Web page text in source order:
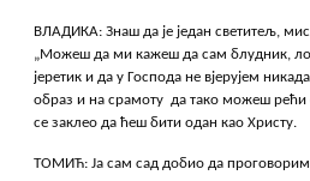
ВЛАДИКА: Знаш да је један светитељ,
„Можеш да ми кажеш да сам блудник,
јеретик и да у Господа не вјерујем
образ и на срамоту да тако можеш рећи
се заклео да ћеш бити одан као Христу.
ТОМИЋ: Ја сам сад добио да